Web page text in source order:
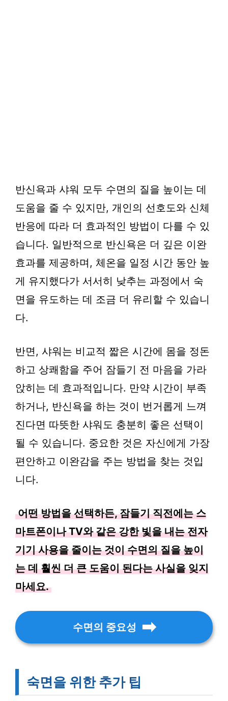
반신욕과 샤워 모두 수면의 질을 높이는 데
도움을 줄 수 있지만, 개인의 선호도와 신체
반응에 따라 더 효과적인 방법이 다를 수 있
습니다. 일반적으로 반신욕은 더 깊은 이완
효과를 제공하며, 체온을 일정 시간 동안 높
게 유지했다가 서서히 낮추는 과정에서 숙
면을 유도하는 데 조금 더 유리할 수 있습니
다.
반면, 샤워는 비교적 짧은 시간에 몸을 정돈
하고 상쾌함을 주어 잠들기 전 마음을 가라
앉히는 데 효과적입니다. 만약 시간이 부족
하거나, 반신욕을 하는 것이 번거롭게 느껴
진다면 따뜻한 샤워도 충분히 좋은 선택이
될 수 있습니다. 중요한 것은 자신에게 가장
편안하고 이완감을 주는 방법을 찾는 것입
니다.
어떤 방법을 선택하든, 잠들기 직전에는 스
마트폰이나 TV와 같은 강한 빛을 내는 전자
기기 사용을 줄이는 것이 수면의 질을 높이
는 데 훨씬 더 큰 도움이 된다는 사실을 잊지
마세요.
수면의 중요성
숙면을 위한 추가 팁